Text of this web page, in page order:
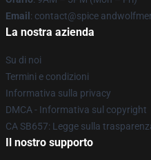
Email : contact@spice
La nostra azienda
Su di noi
Termini e condizioni
Informativa sulla privacy
DMCA - Informativa sul copyright
CA SB657: Legge sulla
Il nostro supporto